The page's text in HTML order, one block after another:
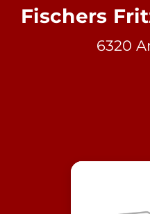
Fischers
6320